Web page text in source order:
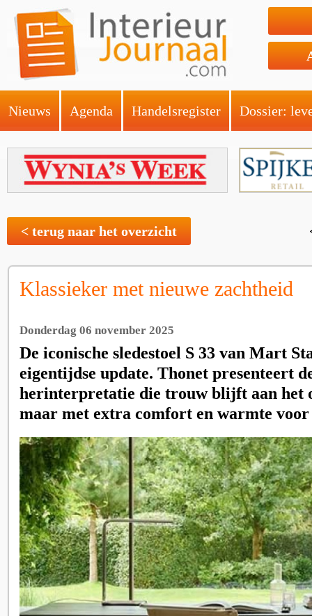
Nieuws Agenda Handelsregister Dossier:
< terug naar het overzicht
Klassieker met nieuwe zachtheid
Donderdag 06 november 2025
De iconische sledestoel S 33 van Mart
eigentijdse update. Thonet presenteert
herinterpretatie die trouw blijft aan het
maar met extra comfort en warmte